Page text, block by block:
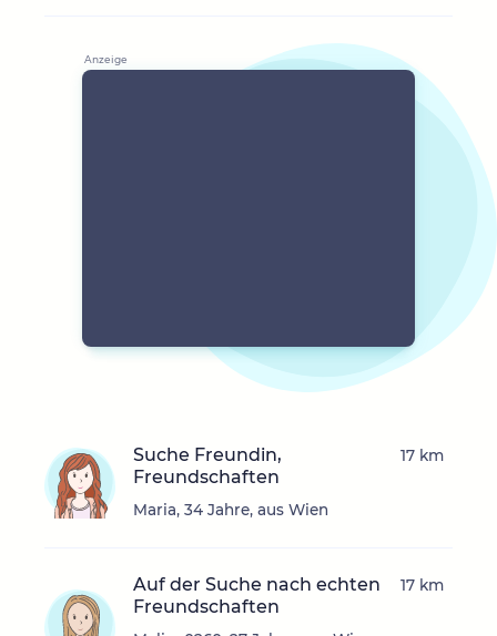
Suche Freundin,
Freundschaften
Maria, 34 Jahre, aus Wien
17 km
Auf der Suche nach echten
Freundschaften
17 km